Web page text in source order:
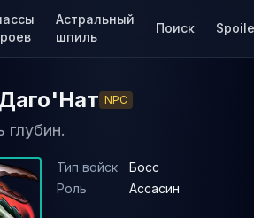
Астральный
шпиль
Поиск
NPC
глубин.
Тип войск
Босс
Роль
Ассасин